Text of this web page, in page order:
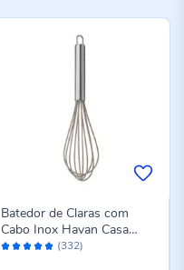
Avaliação: (332)
Batedor de Claras com
Cabo Inox Havan Casa
25Cm - Cinza